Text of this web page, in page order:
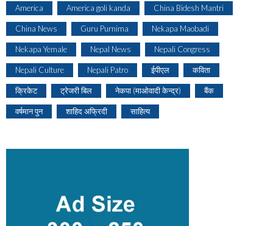
America America goli kanda China Bidesh Mantri
China News Guru Purnima Nekapa Maobadi
Nekapa Yemale Nepal News Nepali Congress
Nepali Culture Nepali Patro ईपीएल कविता
क्रिकेट ट्रेजरी बिल नेकपा (माओवादी केन्द्र) बैंक
वर्षमान पुन शाहिद अफ्रिदी साहित्य